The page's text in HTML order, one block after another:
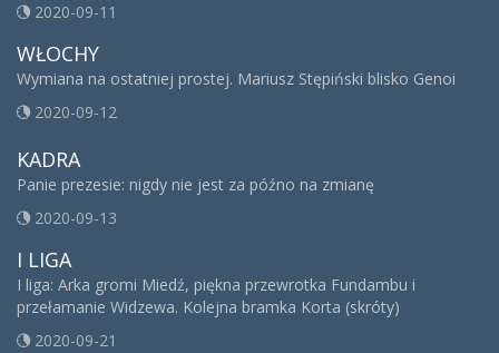
2020-09-11
WŁOCHY
Wymiana na ostatniej prostej. Mariusz Stępiński blisko Genoi
2020-09-12
KADRA
Panie prezesie: nigdy nie jest za późno na zmianę
2020-09-13
I LIGA
I liga: Arka gromi Miedź, piękna przewrotka Fundambu i
przełamanie Widzewa. Kolejna bramka Korta (skróty)
2020-09-21